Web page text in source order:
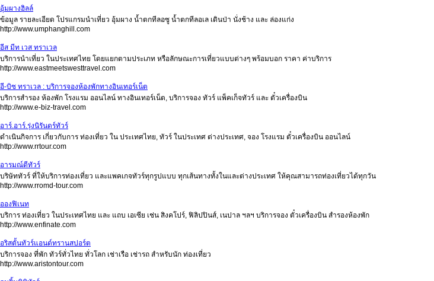
อุ้มผางฮิลล์
ข้อมูล รายละเอียด โปรแกรมนำเที่ยว อุ้มผาง น้ำตกทีลอซู น้ำตกทีลอเล เดินป่า นั่งช้าง และ ล่องแก่ง
http://www.umphanghill.com
อีส มีท เวส ทราเวล
บริการนำเที่ยว ในประเทศไทย โดยแยกตามประเภท หรือลักษณะการเที่ยวแบบต่างๆ พร้อมบอก ราคา ค่าบริการ
http://www.eastmeetswesttravel.com
อี-บิซ ทราเวล : บริการจองห้องพักทางอินเทอร์เน็ต
บริการสำรอง ห้องพัก โรงแรม ออนไลน์ ทางอินเทอร์เน็ต, บริการจอง ทัวร์ แพ็คเก็จทัวร์ และ ตั๋วเครื่องบิน
http://www.e-biz-travel.com
อาร์.อาร์.รุ่งนิรันดร์ทัวร์
ดำเนินกิจการ เกี่ยวกับการ ท่องเที่ยว ใน ประเทศไทย, ทัวร์ ในประเทศ ต่างประเทศ, จอง โรงแรม ตั๋วเครื่องบิน ออนไลน์
http://www.rrtour.com
อารมณ์ดีทัวร์
บริษัททัวร์ ที่ให้บริการท่องเที่ยว และแพคเกจทัวร์ทุกรูปแบบ ทุกเส้นทางทั้งในและต่างประเทศ ให้คุณสามารถท่องเที่ยวได้ทุกวัน
http://www.rromd-tour.com
อองฟิเนท
บริการ ท่องเที่ยว ในประเทศไทย และ แถบ เอเซีย เช่น สิงคโปร์, ฟิลิปปินส์, เนปาล ฯลฯ บริการจอง ตั๋วเครื่องบิน สำรองห้องพัก
http://www.enfinate.com
อริสตั้นทัวร์แอนด์ทรานสปอร์ต
บริการจอง ที่พัก ทัวร์ทั่วไทย ทั่วโลก เช่าเรือ เช่ารถ สำหรับนัก ท่องเที่ยว
http://www.aristontour.com